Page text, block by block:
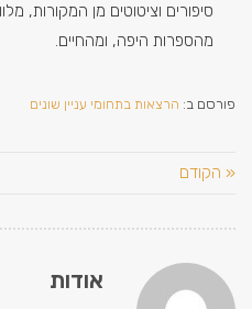
סיפורים וציטוטים מן המקורות,
מהספרות היפה, ומהחיים.
פורסם ב: הרצאות בתחומי עניין שונים
« הקודם
אודות